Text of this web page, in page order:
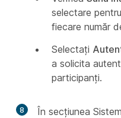
selectare
fiecare număr
Selectați
a solicita
participanți.
8 În secțiunea